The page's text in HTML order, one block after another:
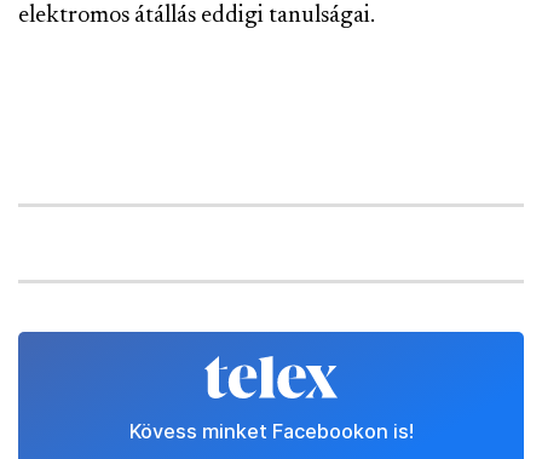
elektromos átállás eddigi tanulságai.
Kövess minket Facebookon is!